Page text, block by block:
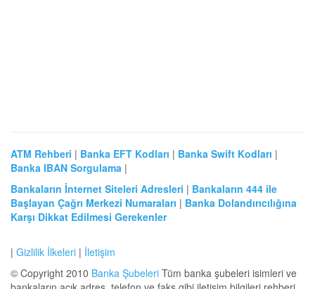
ATM Rehberi | Banka EFT Kodları | Banka Swift Kodları |
Banka IBAN Sorgulama |
Bankaların İnternet Siteleri Adresleri | Bankaların 444 ile
Başlayan Çağrı Merkezi Numaraları | Banka Dolandırıcılığına
Karşı Dikkat Edilmesi Gerekenler
| Gizlilik İlkeleri | İletişim
© Copyright 2010 Banka Şubeleri Tüm banka şubeleri isimleri ve